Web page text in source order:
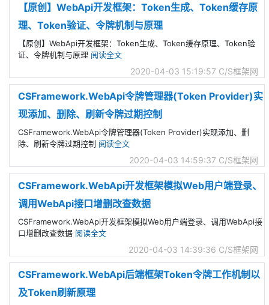
【原创】WebApi开发框架：Token生成、Token缓存原
理、Token验证、令牌机制与原理
【原创】WebApi开发框架：Token生成、Token缓存原理、Token验
证、令牌机制与原理 阅读全文
2020-04-03 15:19:57 C/S框架网
CSFramework.WebApi令牌管理器(Token Provider)实
现添加、删除、刷新令牌过期控制
CSFramework.WebApi令牌管理器(Token Provider)实现添加、删
除、刷新令牌过期控制 阅读全文
2020-04-03 14:59:37 C/S框架网
CSFramework.WebApi开发框架模拟Web用户端登录、
调用WebApi接口增删改查数据
CSFramework.WebApi开发框架模拟Web用户端登录、调用WebApi接
口增删改查数据 阅读全文
2020-04-03 14:39:36 C/S框架网
CSFramework.WebApi后端框架Token令牌工作机制以
及Token刷新原理